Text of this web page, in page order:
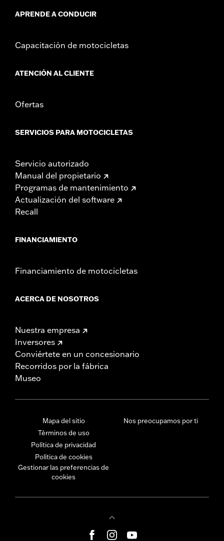
APRENDE A CONDUCIR
Capacitación de motocicletas
ATENCIÓN AL CLIENTE
Ofertas
SERVICIOS PARA MOTOCICLETAS
Servicio autorizado
Manual del propietario
Programas de mantenimiento
Actualización del software
Recall
FINANCIAMIENTO
Financiamiento de motocicletas
ACERCA DE NOSOTROS
Nuestra empresa
Inversores
Conviértete en un concesionario
Recorridos por la fábrica
Museo
Mapa del sitio
Términos de uso
Política de privacidad
Política de cookies
Gestionar las preferencias de
cookies
Nos preocupamos por ti